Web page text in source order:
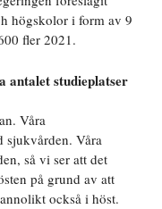
högskolor i form av 9
fler 2021.
antalet studieplatser
Våra
sjukvården. Våra
så vi ser att det
på grund av att
också i höst.